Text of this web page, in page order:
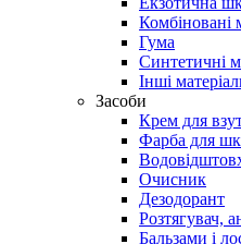
Комбіновані
Гума
Синтетичні
Інші
Засоби
Крем для
Фарба для
Очисник
Дезодорант
Розтягувач,
Бальзами і